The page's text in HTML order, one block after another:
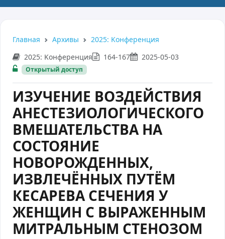
Главная Архивы
2025: Kонференция
2025: Kонференция
164-167 2025-05-03
Открытый доступ
ИЗУЧЕНИЕ ВОЗДЕЙСТВИЯ
АНЕСТЕЗИОЛОГИЧЕСКОГО
ВМЕШАТЕЛЬСТВА НА
СОСТОЯНИЕ
НОВОРОЖДЕННЫХ,
ИЗВЛЕЧЁННЫХ ПУТЁМ
КЕСАРЕВА СЕЧЕНИЯ У
ЖЕНЩИН С ВЫРАЖЕННЫМ
МИТРАЛЬНЫМ СТЕНОЗОМ